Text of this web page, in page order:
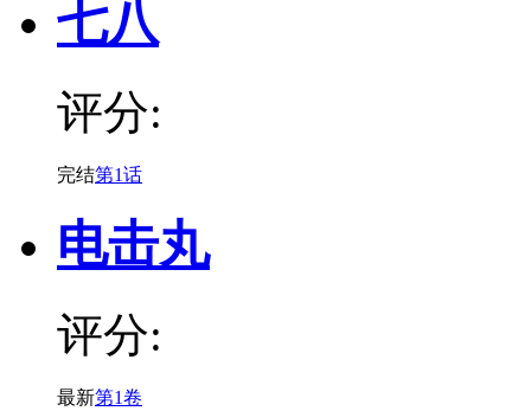
七八
评分:
完结第1话
电击丸
评分:
最新第1卷